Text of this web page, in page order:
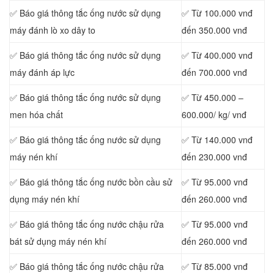
✅ Báo giá thông tắc ống nước sử dụng
máy đánh lò xo dây to
✅ Từ 100.000 vnđ
đến 350.000 vnđ
✅ Báo giá thông tắc ống nước sử dụng
máy đánh áp lực
✅ Từ 400.000 vnđ
đến 700.000 vnđ
✅ Báo giá thông tắc ống nước sử dụng
men hóa chất
✅ Từ 450.000 –
600.000/ kg/ vnđ
✅ Báo giá thông tắc ống nước sử dụng
máy nén khí
✅ Từ 140.000 vnđ
đến 230.000 vnđ
✅ Báo giá thông tắc ống nước bồn cầu sử
dụng máy nén khí
✅ Từ 95.000 vnđ
đến 260.000 vnđ
✅ Báo giá thông tắc ống nước chậu rửa
bát sử dụng máy nén khí
✅ Từ 95.000 vnđ
đến 260.000 vnđ
✅ Báo giá thông tắc ống nước chậu rửa
✅ Từ 85.000 vnđ